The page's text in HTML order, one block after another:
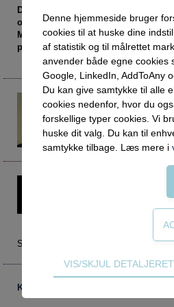
Netværk
Intelligens
Uddannelser under corona
Vejledningsindsatsen under corona
Veje til virkeligheden
Den kommunale ungeindsats
Praksischok
Data og dialog
Borgeren i centrum
Abonnement
Tilmelding og prøveperiode
Abonnementspriser
Kontakt
Vilkår og betingelser
Den helhedsorienterede plan er et
og for de fagprofessionelle, som
Men planen indeholder også en
problemstillinger, som vi skal være
Bente Adolphsen
Bente@seminarer.dk
Juridisk konsulent
Seminarer.dk
Denne artikel kræver login – prøv
Særudgave: Borgeren i centrum
Kommentarer
Denne hjemmeside bruger
cookies til at huske dine
af statistik og til målrettet
anvender både egne cookies
Google, LinkedIn, AddToAny
Du kan give samtykke til alle
cookies nedenfor, hvor du
forskellige typer cookies. Vi
huske dit valg. Du kan til
samtykke tilbage. Læs mere i
Teknisk
Tekniske cookies er
VIS/SKJUL